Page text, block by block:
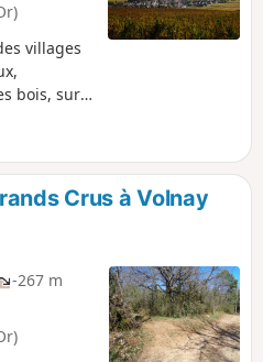
villages
bois, sur
la vigne.
Crus à Volnay
-267 m